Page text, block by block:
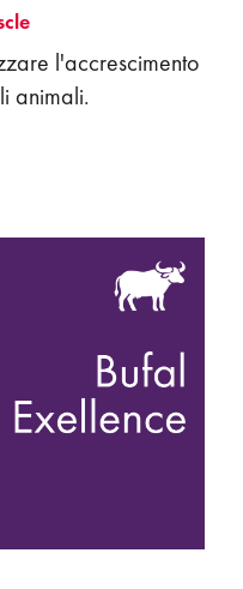
l'accrescimento
animali.